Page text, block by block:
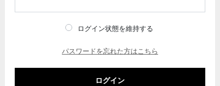
ログイン状態を維持する
パスワードを忘れた方はこちら
ログイン